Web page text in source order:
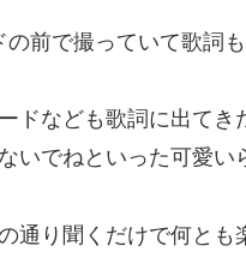
前で撮っていて歌詞
ドなども歌詞に出て
いでねといった可愛い
通り聞くだけで何とも